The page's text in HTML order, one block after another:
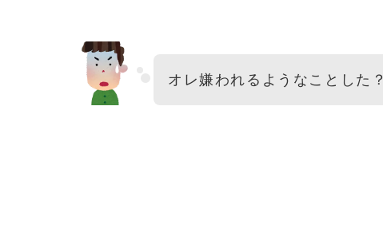
オレ嫌われるようなことした？